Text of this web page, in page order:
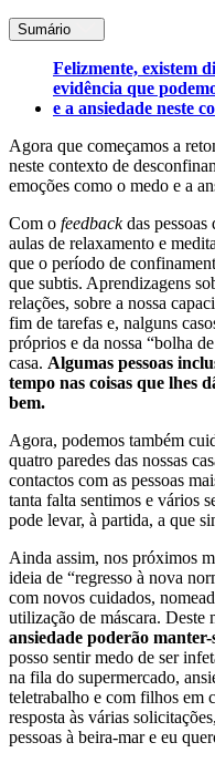
Sumário
Felizmente, existem
evidência que
e a ansiedade neste
Agora que começamos a
neste contexto de
emoções como o medo e a
Com o feedbackdas
aulas de relaxamento e
que o período de
que subtis. Aprendizagens
relações, sobre a nossa
fim de tarefas e, nalguns
próprios e da nossa “bolha
casa. Algumas pessoas
tempo nas coisas que lhes
bem.
Agora, podemos também
quatro paredes das nossas
contactos com as pessoas
tanta falta sentimos e vários
pode levar, à partida, a que
Ainda assim, nos próximos
ideia de “regresso à nova
com novos cuidados,
utilização de máscara. Deste
ansiedade poderão
posso sentir medo de ser
na fila do supermercado,
teletrabalho e com filhos em
resposta às várias
pessoas à beira-mar e eu